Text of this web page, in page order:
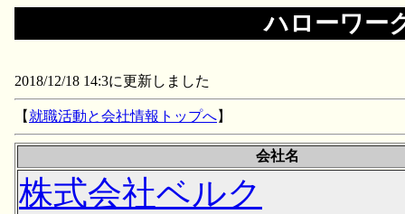
ハローワー
2018/12/18 14:3に更新しました
【 就職活動と会社情報トップへ】
会社名
株式会社ベルク